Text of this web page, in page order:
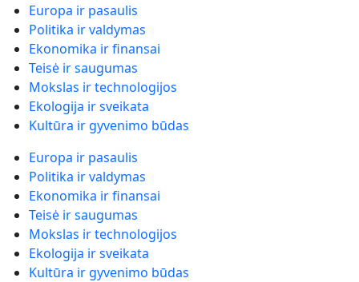
Europa ir pasaulis
Politika ir valdymas
Ekonomika ir finansai
Teisė ir saugumas
Mokslas ir technologijos
Ekologija ir sveikata
Kultūra ir gyvenimo būdas
Europa ir pasaulis
Politika ir valdymas
Ekonomika ir finansai
Teisė ir saugumas
Mokslas ir technologijos
Ekologija ir sveikata
Kultūra ir gyvenimo būdas